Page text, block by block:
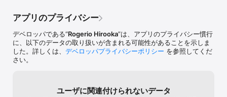
プの信頼性とボリュームアクセスの復旧も改善しました。
すくし、ネットワークインターフェースの選択もより簡単
になりました。
- プレミアム機能を復元する際、購入の復元がより確実に
動作するようになりました。
アプリのプライバシー
デベロッパである“Rogerio Hirooka”は、アプリのプライバシー慣行
に、以下のデータの取り扱いが含まれる可能性があることを示しま
した。詳しくは、 デベロッパプライバシーポリシー を参照してくだ
さい。
ユーザに関連付けられないデータ